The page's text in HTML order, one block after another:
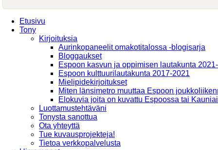
Etusivu
Tony
Kirjoituksia
Aurinkopaneelit omakotitalossa -blogisarja
Bloggaukset
Espoon kasvun ja oppimisen lautakunta
Espoon kulttuurilautakunta 2017-2021
Mielipidekirjoitukset
Miten länsimetro muuttaa Espoon
Elokuvia joita on kuvattu Espoossa tai
Luottamustehtäväni
Tonysta sanottua
Ota yhteyttä
Tue kuvausprojekteja!
Tietoa verkkopalvelusta